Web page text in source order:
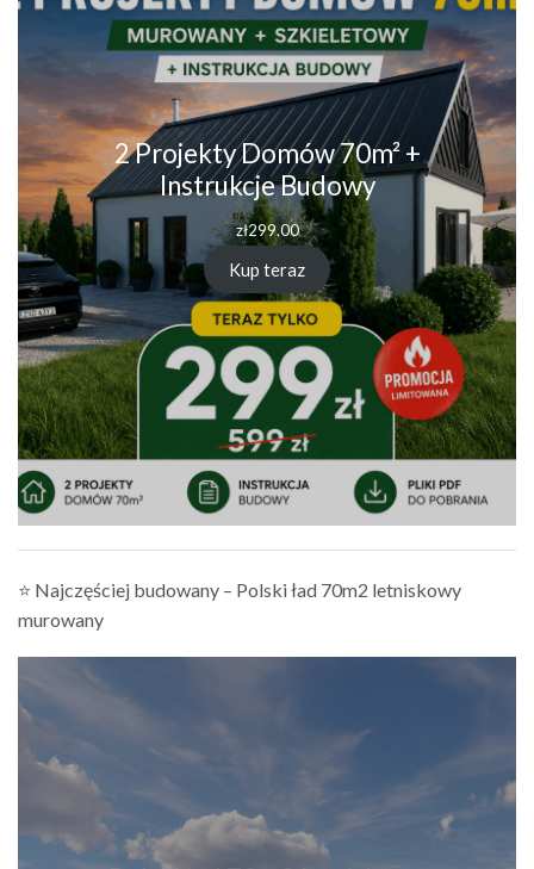
2 Projekty Domów 70m² +
Instrukcje Budowy
zł299.00
Kup teraz
⭐ Najczęściej budowany – Polski ład 70m2 letniskowy
murowany